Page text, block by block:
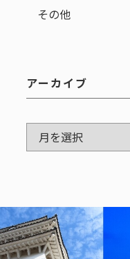
その他
アーカイブ
ア